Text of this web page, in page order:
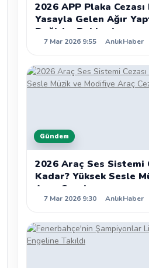
2026 APP Plaka
Yasayla Gelen Ağır
Değişim Rehberi
7 Mar 2026 9:55 AnlıkHaber
Gündem
2026 Araç Ses Sistemi
Kadar? Yüksek Sesle
Araç Cezaları
7 Mar 2026 9:30 AnlıkHaber